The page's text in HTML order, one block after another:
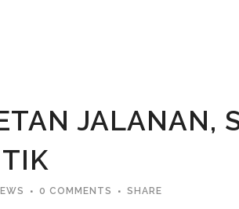
JALANAN,
0 COMMENTS SHARE